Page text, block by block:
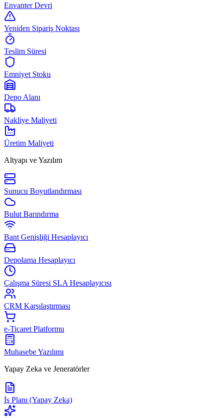
Envanter Devri
Yeniden Sipariş Noktası
Teslim Süresi
Emniyet Stoku
Depo Alanı
Nakliye Maliyeti
Üretim Maliyeti
Altyapı ve Yazılım
Sunucu Boyutlandırması
Bulut Barındırma
Bant Genişliği Hesaplayıcı
Depolama Hesaplayıcı
Çalışma Süresi SLA Hesaplayıcısı
CRM Karşılaştırması
e-Ticaret Platformu
Muhasebe Yazılımı
Yapay Zeka ve Jeneratörler
İş Planı (Yapay Zeka)